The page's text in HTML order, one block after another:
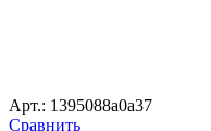
Арт.: 1395088a0a37
Сравнить